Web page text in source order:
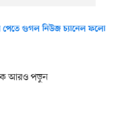
গুগল নিউজ চ্যানেল ফলো
আরও পড়ুন